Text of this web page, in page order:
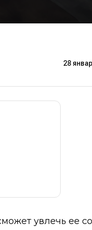
28
увлечь ее